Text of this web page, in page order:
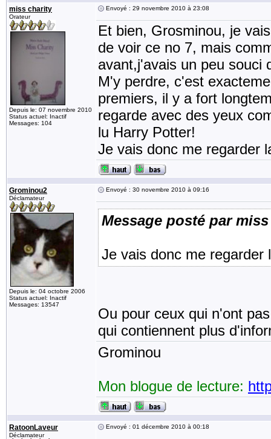
miss charity
Orateur
Depuis le: 07 novembre 2010
Status actuel: Inactif
Messages: 104
Envoyé : 29 novembre 2010 à 23:08
Et bien, Grosminou, je
de voir ce no 7, mais
avant,j'avais un peu souci
M'y perdre, c'est
premiers, il y a fort
regarde avec des yeux
lu Harry Potter!
Je vais donc me regarder
Grominou2
Déclamateur
Depuis le: 04 octobre 2006
Status actuel: Inactif
Messages: 13547
Envoyé : 30 novembre 2010 à 09:16
Message posté par
Je vais donc me regarder
Ou pour ceux qui n'ont
qui contiennent plus
Grominou
Mon blogue de lecture:
RatoonLaveur
Déclamateur
Envoyé : 01 décembre 2010 à 00:18